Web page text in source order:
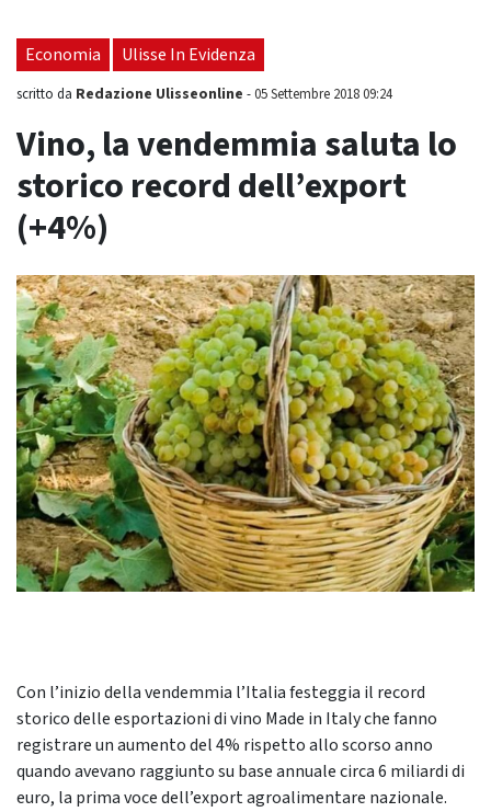
seduta consiliare: “Serve chiarezza!”"
Economia Ulisse In Evidenza
scritto da Redazione Ulisseonline -05 Settembre 2018 09:24
Vino, la vendemmia saluta lo
storico record dell’export
(+4%)
Con l’inizio della vendemmia l’Italia festeggia il record
storico delle esportazioni di vino Made in Italy che fanno
registrare un aumento del 4% rispetto allo scorso anno
quando avevano raggiunto su base annuale circa 6 miliardi di
euro, la prima voce dell’export agroalimentare nazionale.